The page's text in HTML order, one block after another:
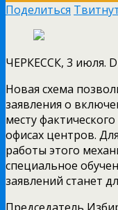
Поделиться
ЧЕРКЕССК, 3 июля.
Новая схема
заявления о
месту
офисах центров.
работы этого
специальное
заявлений станет